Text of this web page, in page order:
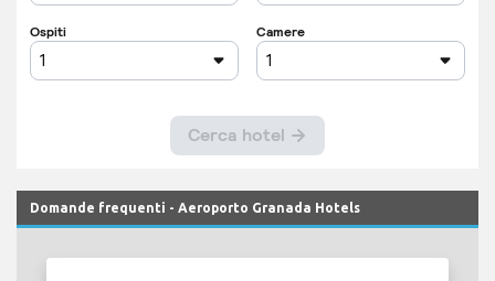
Domande frequenti - Aeroporto Granada Hotels